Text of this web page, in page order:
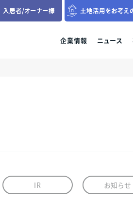
入居者/オーナー様 土地活用をお考え
お客様相談窓口
企業情報 ニュース
IR お知らせ